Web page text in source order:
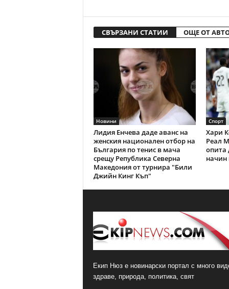
СВЪРЗАНИ СТАТИИ ОЩЕ ОТ
Новини
Лидия Енчева даде аванс на
женския национален отбор на
България по тенис в мача
срещу Република Северна
Македония от турнира "Били
Джийн Кинг Къп"
Спорт
Хари
Реал
опита
начин
Екип Нюз е новинарски портал с много
здраве, природа, политика, свят